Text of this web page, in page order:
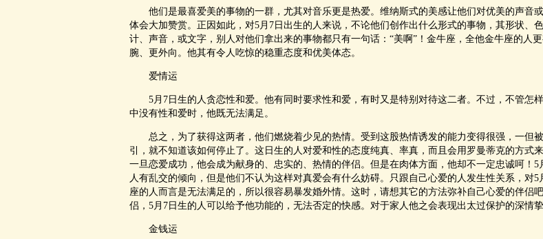
他们是最喜爱美的事物的一群，尤其对音乐更是热爱。维纳斯式的美感让他们对优美的声音
体会大加赞赏。正因如此，对5月7日出生的人来说，不论他们创作出什么形式的事物，其形状、
计、声音，或文字，别人对他们拿出来的事物都只有一句话：“美啊”！金牛座，全他金牛座的人
腕、更外向。他其有令人吃惊的稳重态度和优美体态。
爱情运
5月7日生的人贪恋性和爱。他有同时要求性和爱，有时又是特别对待这二者。不过，不管怎
中没有性和爱时，他既无法满足。
总之，为了获得这两者，他们燃烧着少见的热情。受到这股热情诱发的能力变得很强，一但
引，就不知道该如何停止了。这日生的人对爱和性的态度纯真、率真，而且会用罗曼蒂克的方式来
一旦恋爱成功，他会成为献身的、忠实的、热情的伴侣。但是在肉体方面，他却不一定忠诚呵！5
人有乱交的倾向，但是他们不认为这样对真爱会有什么妨碍。只跟自己心爱的人发生性关系，对5
座的人而言是无法满足的，所以很容易暴发婚外情。这时，请想其它的方法弥补自己心爱的伴侣
侣，5月7日生的人可以给予他功能的，无法否定的快感。对于家人他之会表现出太过保护的深情挚
金钱运